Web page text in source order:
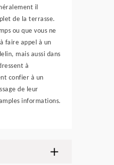
il
de la terrasse.
ou que vous ne
faire appel à un
mais aussi dans
à
confier à un
de leur
informations.